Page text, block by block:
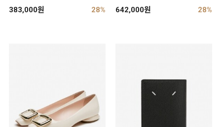
383,000원 28% 642,000원 28%